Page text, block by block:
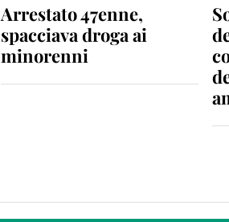
Arrestato 47enne,
spacciava droga ai
minorenni